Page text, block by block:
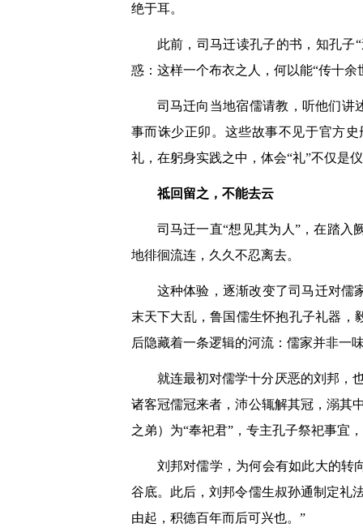
绝于耳。
此前，司马迁读孔子的书，知孔子
惑：这样一个布衣之人，何以能“传十
司马迁向当地宿儒请教，听他们讲
事而诛少正卯。这些故事不见于官方
礼，在躬身实践之中，体会“礼”不仅是
祗回留之，不能去云
司马迁一直“想见其为人”，在踏入
地徘徊流连，久久不忍离去。
这种体验，逐渐改变了司马迁对儒
末天下大乱，鲁国儒生怀抱孔子礼器
后隐藏着一条逻辑的河流：儒家并非一
就连最初对儒学十分厌恶的刘邦，
诸客冠儒冠来者，沛公辄解其冠，溺其
之弟）为“奉祀君”，专主孔子祭祀事宜
刘邦对儒学，为何会有如此大的转
谷底。此后，刘邦令儒生叔孙通制定礼
由起，积德百年而后可兴也。”